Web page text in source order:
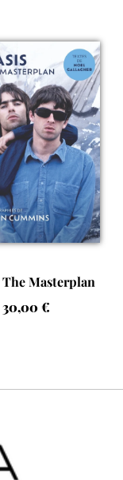
Masterplan
30,00 €